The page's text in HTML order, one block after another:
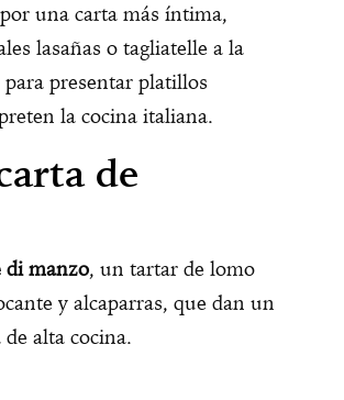
una carta más íntima,
lasañas o tagliatelle a la
presentar platillos
la cocina italiana.
de
di manzo, un tartar de lomo
y alcaparras, que dan un
alta cocina.